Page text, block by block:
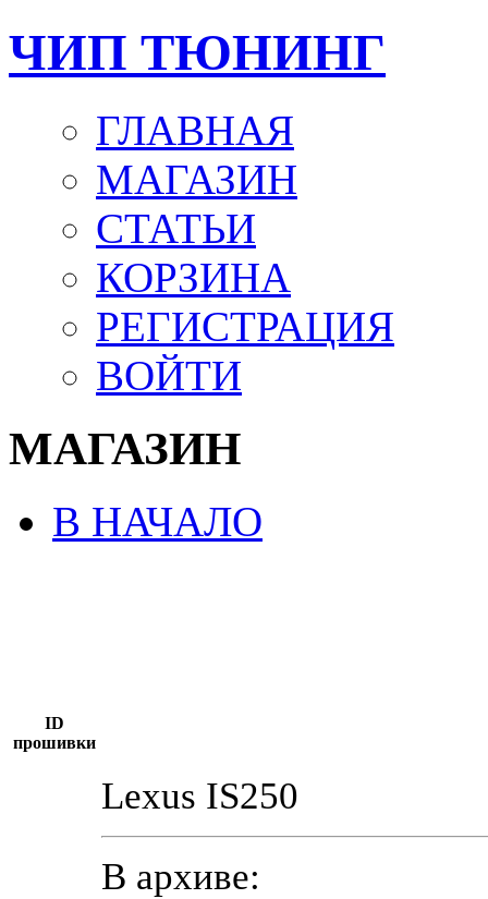
ЧИП ТЮНИНГ
ГЛАВНАЯ
МАГАЗИН
СТАТЬИ
КОРЗИНА
РЕГИСТРАЦИЯ
ВОЙТИ
МАГАЗИН
В НАЧАЛО
ID
прошивки
Lexus IS250
В архиве: